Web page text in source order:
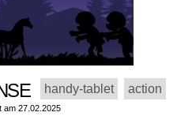
handy-tablet action
am 27.02.2025